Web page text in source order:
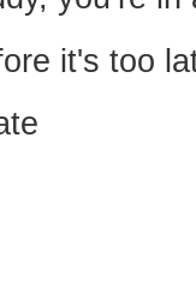
it's too